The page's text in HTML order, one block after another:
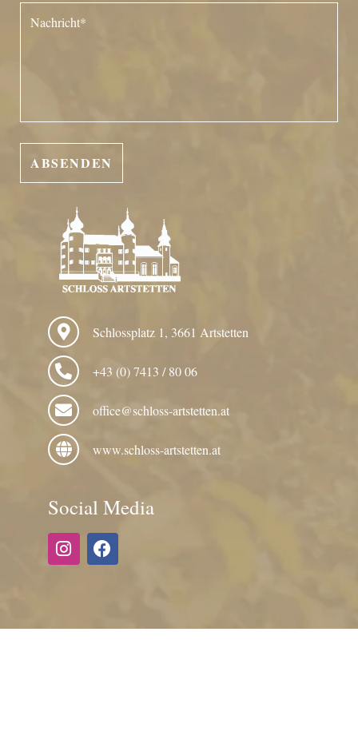
Schlossplatz 1, 3661 Artstetten
+43 (0) 7413 / 80 06
office@schloss-artstetten.at
www.schloss-artstetten.at
Social Media